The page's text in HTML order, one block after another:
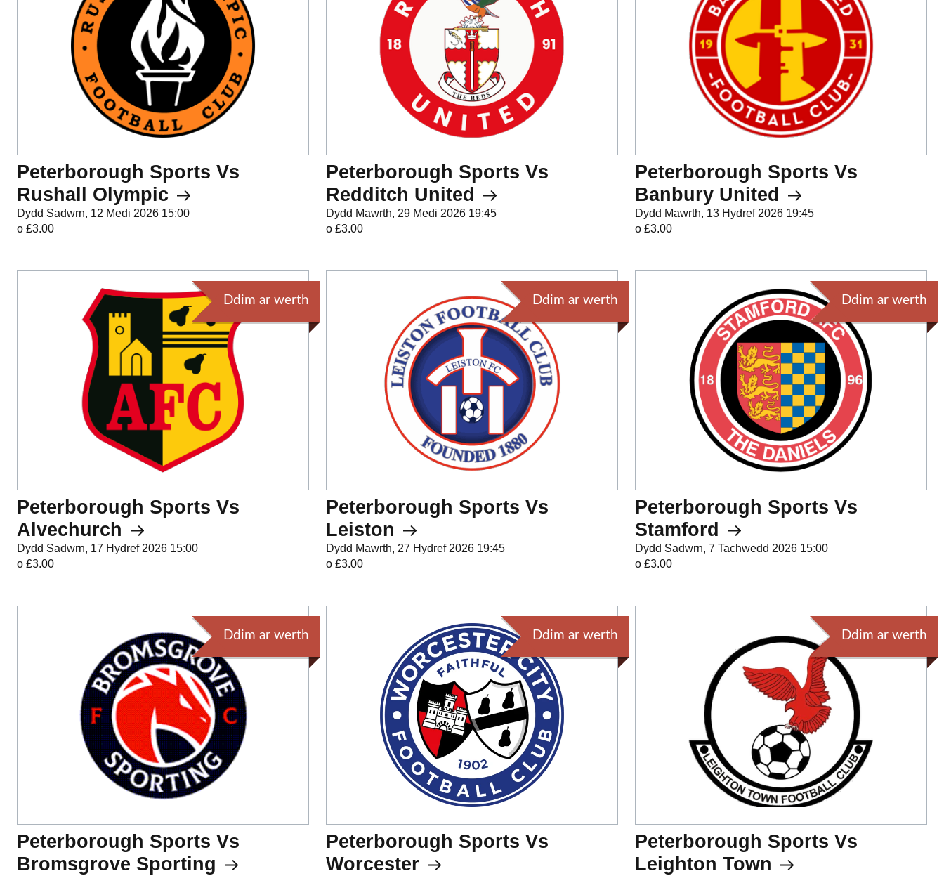
Peterborough Sports Vs
Rushall Olympic
Dydd Sadwrn, 12 Medi 2026 15:00
o £3.00
Peterborough Sports Vs
Redditch United
Dydd Mawrth, 29 Medi 2026 19:45
o £3.00
Peterborough Sports Vs
Banbury United
Dydd Mawrth, 13 Hydref 2026 19:45
o £3.00
Ddim ar werth
Peterborough Sports Vs
Alvechurch
Dydd Sadwrn, 17 Hydref 2026 15:00
o £3.00
Ddim ar werth
Peterborough Sports Vs
Leiston
Dydd Mawrth, 27 Hydref 2026 19:45
o £3.00
Ddim ar werth
Peterborough Sports Vs
Stamford
Dydd Sadwrn, 7 Tachwedd 2026 15:00
o £3.00
Ddim ar werth
Peterborough Sports Vs
Bromsgrove Sporting
Ddim ar werth
Peterborough Sports Vs
Worcester
Ddim ar werth
Peterborough Sports Vs
Leighton Town